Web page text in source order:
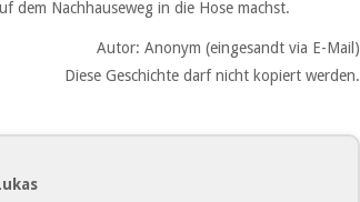
dem Nachhauseweg in die Hose machst.
Autor: Anonym (eingesandt via E-Mail)
Diese Geschichte darf nicht kopiert werden.